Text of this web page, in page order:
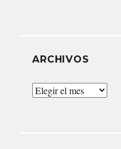
ARCHIVOS
Archivos